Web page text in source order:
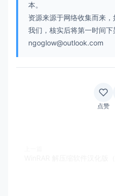
本。
资源来源于网络收集而来
我们，核实后将第一时间
ngoglow@outlook.com
点赞